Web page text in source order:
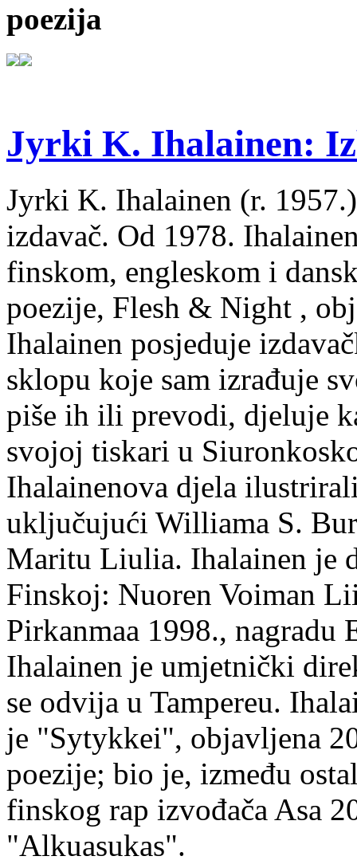
poezija
Jyrki K. Ihalainen:
Jyrki K. Ihalainen (r.
izdavač. Od 1978.
finskom, engleskom i
poezije, Flesh & Night ,
Ihalainen posjeduje
sklopu koje sam izrađuje
piše ih ili prevodi, djeluje
svojoj tiskari u
Ihalainenova djela
uključujući Williama S.
Maritu Liulia. Ihalainen je
Finskoj: Nuoren Voiman
Pirkanmaa 1998.,
Ihalainen je umjetnički
se odvija u Tampereu.
je "Sytykkei", objavljena
poezije; bio je, između
finskog rap izvođača Asa
"Alkuasukas".